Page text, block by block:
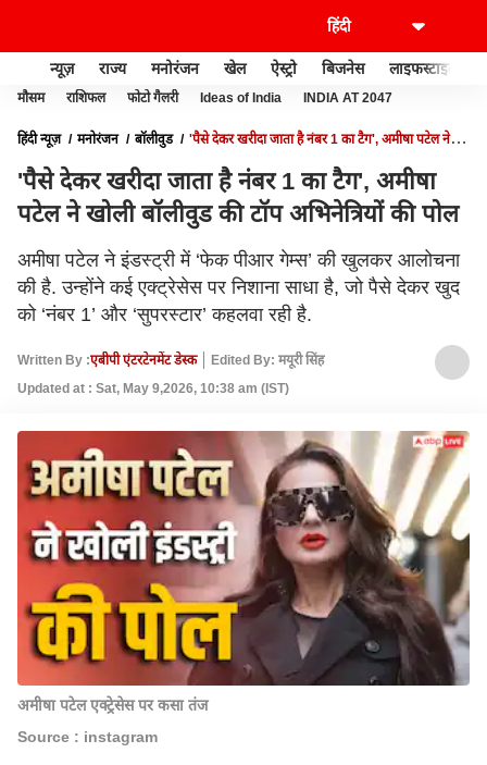
न्यूज़ राज्य मनोरंजन खेल ऐस्ट्रो बिजनेस लाइफस्टाइल
मौसम राशिफल फोटो गैलरी Ideas of India INDIA AT 2047
हिंदी न्यूज़ मनोरंजन बॉलीवुड
'पैसे देकर खरीदा जाता है नंबर 1 का टैग', अमीषा पटेल ने
'पैसे देकर खरीदा जाता है नंबर 1 का टैग', अमीषा
पटेल ने खोली बॉलीवुड की टॉप अभिनेत्रियों की पोल
अमीषा पटेल ने इंडस्ट्री में ‘फेक पीआर गेम्स’ की खुलकर आलोचना
की है. उन्होंने कई एक्ट्रेसेस पर निशाना साधा है, जो पैसे देकर खुद
को ‘नंबर 1’ और ‘सुपरस्टार’ कहलवा रही है.
Written By :एबीपी एंटरटेनमेंट डेस्क
Edited By: मयूरी सिंह
Updated at : Sat, May 9,2026, 10:38 am (IST)
अमीषा पटेल एक्ट्रेसेस पर कसा तंज
Source : instagram